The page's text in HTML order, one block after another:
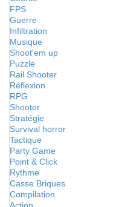
FPS
Guerre
Infiltration
Musique
Shoot'em up
Puzzle
Rail Shooter
Réflexion
RPG
Shooter
Stratégie
Survival horror
Tactique
Party Game
Point & Click
Rythme
Casse Briques
Compilation